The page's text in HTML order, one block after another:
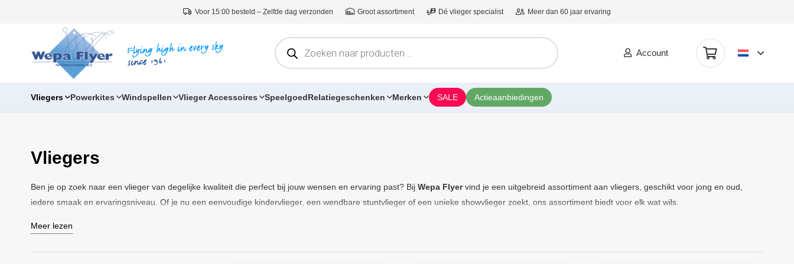
Voor 15:00 besteld – Zelfde dag verzonden Groot assortiment Dé vlieger specialist Meer dan 60 jaar ervaring
Producten
zoeken
Account
Vliegers Powerkites Windspellen Vlieger Accessoires SpeelgoedRelatiegeschenken Merken SALE Actieaanbiedingen
Vliegers
Ben je op zoek naar een vlieger van degelijke kwaliteit die perfect bij jouw wensen en ervaring past? Bij Wepa Flyervind je een uitgebreid assortiment aan vliegers, geschikt voor jong en oud,
iedere smaak en ervaringsniveau. Of je nu een eenvoudige kindervlieger, een wendbare stuntvlieger of een unieke showvlieger zoekt, ons assortiment biedt voor elk wat wils.
Meer lezen